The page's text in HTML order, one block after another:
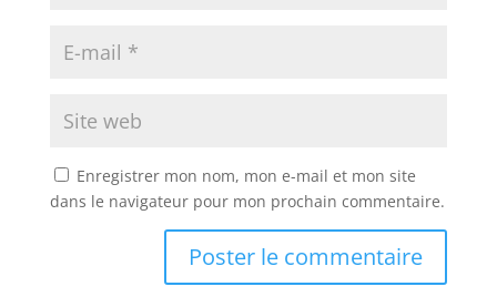
Enregistrer mon nom, mon e-mail et mon site
dans le navigateur pour mon prochain commentaire.